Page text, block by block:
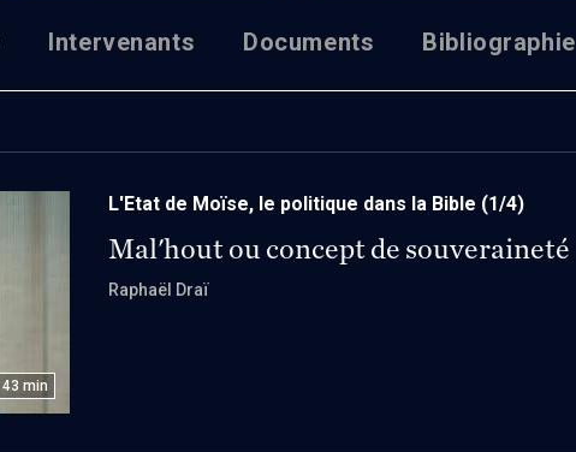
Intervenants Documents Bibliographie
43 min
L'Etat de Moïse, le politique dans la Bible (1/4)
Mal'hout ou concept de souveraineté
Raphaël Draï